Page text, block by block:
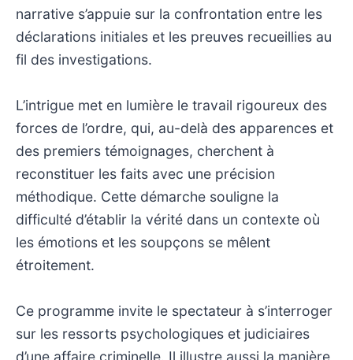
narrative s’appuie sur la confrontation entre les
déclarations initiales et les preuves recueillies au
fil des investigations.
L’intrigue met en lumière le travail rigoureux des
forces de l’ordre, qui, au-delà des apparences et
des premiers témoignages, cherchent à
reconstituer les faits avec une précision
méthodique. Cette démarche souligne la
difficulté d’établir la vérité dans un contexte où
les émotions et les soupçons se mêlent
étroitement.
Ce programme invite le spectateur à s’interroger
sur les ressorts psychologiques et judiciaires
d’une affaire criminelle. Il illustre aussi la manière